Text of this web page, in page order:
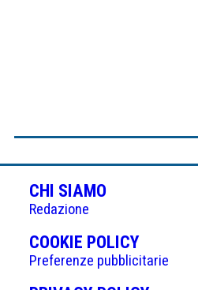
CHI SIAMO
Redazione
COOKIE POLICY(APRE
IN
UNA
Preferenze pubblicitarie